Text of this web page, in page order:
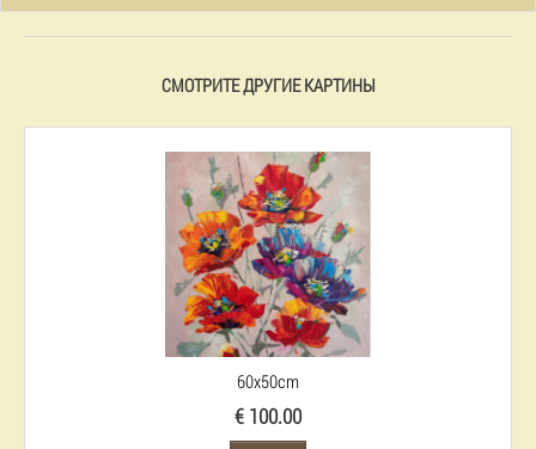
СМОТРИТЕ ДРУГИЕ КАРТИНЫ
60x50cm
€ 100.00